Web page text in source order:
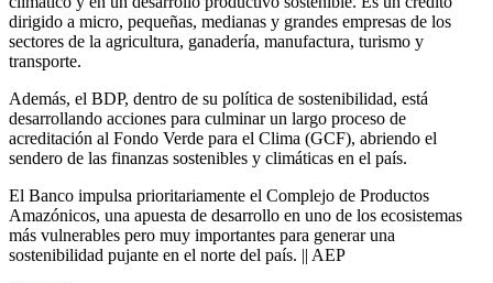
dirigido a micro, pequeñas, medianas y grandes empresas de los
sectores de la agricultura, ganadería, manufactura, turismo y
transporte.
Además, el BDP, dentro de su política de sostenibilidad, está
desarrollando acciones para culminar un largo proceso de
acreditación al Fondo Verde para el Clima (GCF), abriendo el
sendero de las finanzas sostenibles y climáticas en el país.
El Banco impulsa prioritariamente el Complejo de Productos
Amazónicos, una apuesta de desarrollo en uno de los ecosistemas
más vulnerables pero muy importantes para generar una
sostenibilidad pujante en el norte del país. || AEP